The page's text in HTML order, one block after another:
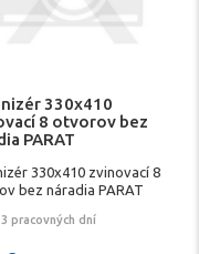
330x410
8 otvorov bez
PARAT
330x410 zvinovací 8
bez náradia PARAT
pracovných dní